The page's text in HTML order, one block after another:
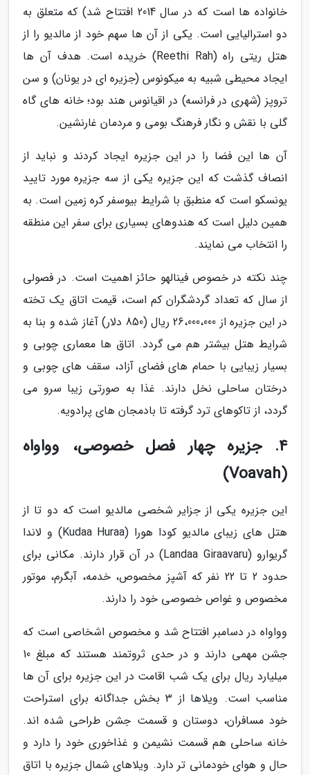
خانواده ها است که در سال 2014 افتتاح شد) که متعلق به
دو استرالیایی است. یکی از آن ها سهم خود از مالدیو را از
هتل ریتی راه (Reethi Rah) خریده است. هدف آن ها
ایجاد محیطی شبیه به میکونوس (جزیره ای در یونان) و سن
تروپز (شهری در فرانسه) در اقیانوس هند بود؛ خانه های گاه
گلی با نقش و نگار فرهنگ بومی و مردمان غارنشین.
آن ها این فضا را در این جزیره ایجاد کردند و نباید از
انصاف گذشت که این جزیره یکی از سه جزیره مورد تایید
یونسکو است که منطبق با شرایط بیوسفر کره زمین است. به
همین دلیل است که هندوهای بسیاری برای سفر این منطقه
را انتخاب می نمایند.
چند نکته در خصوص فینالهو حائز اهمیت است. در فصولی
از سال که تعداد گردشگران کم است، قیمت اتاق یک تخته
در این جزیره از 26،000،000 ریال (850 دلار) آغاز شده و بنا به
شرایط هتل بیشتر هم می گردد. اتاق ها معماری چوبی و
بسیار زیبایی با حمام های فضای آزاد، سقف های چوبی و
درختان ساحلی نخل دارند. غذا به صورتی زیبا سرو می
گردد، از تاکوهای ترد گرفته تا بادمجان های پرادویه.
4. جزیره چهار فصل خصوصی، وواواه
(Voavah)
این جزیره یکی از جزایر شخصی مالدیو است که دو تا از
هتل های زیبای مالدیو کودا هورا (Kudaa Huraa) و لاندا
گریوارو (Landaa Giraavaru) در آن قرار دارند. مکانی برای
حدود 2 تا 22 نفر که آشپز مخصوص، خدمه، آبگرم، موتور
مخصوص و غواص خصوصی خود را دارند.
وواواه در دسامبر افتتاح شد و مخصوص اشخاصی است که
جشن مهمی دارند و در حدی ثروتمند هستند که مبلغ 10
میلیارد ریال برای یک شب اقامت در این جزیره برای آن ها
مناسب است. ویلاها از 3 بخش جداگانه برای استراحت
خود مسافران، دوستان و قسمت جشن طراحی شده اند.
خانه ساحلی هم قسمت نشیمن و غذاخوری خود را دارد و
حال و هوای خودمانی تر دارد. ویلاهای شمال جزیره با اتاق